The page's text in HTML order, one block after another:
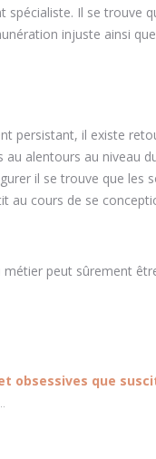
Il se trouve
injuste ainsi
persistant, il existe
alentours au niveau
il se trouve que les
au cours de se
peut sûrement
obsessives que